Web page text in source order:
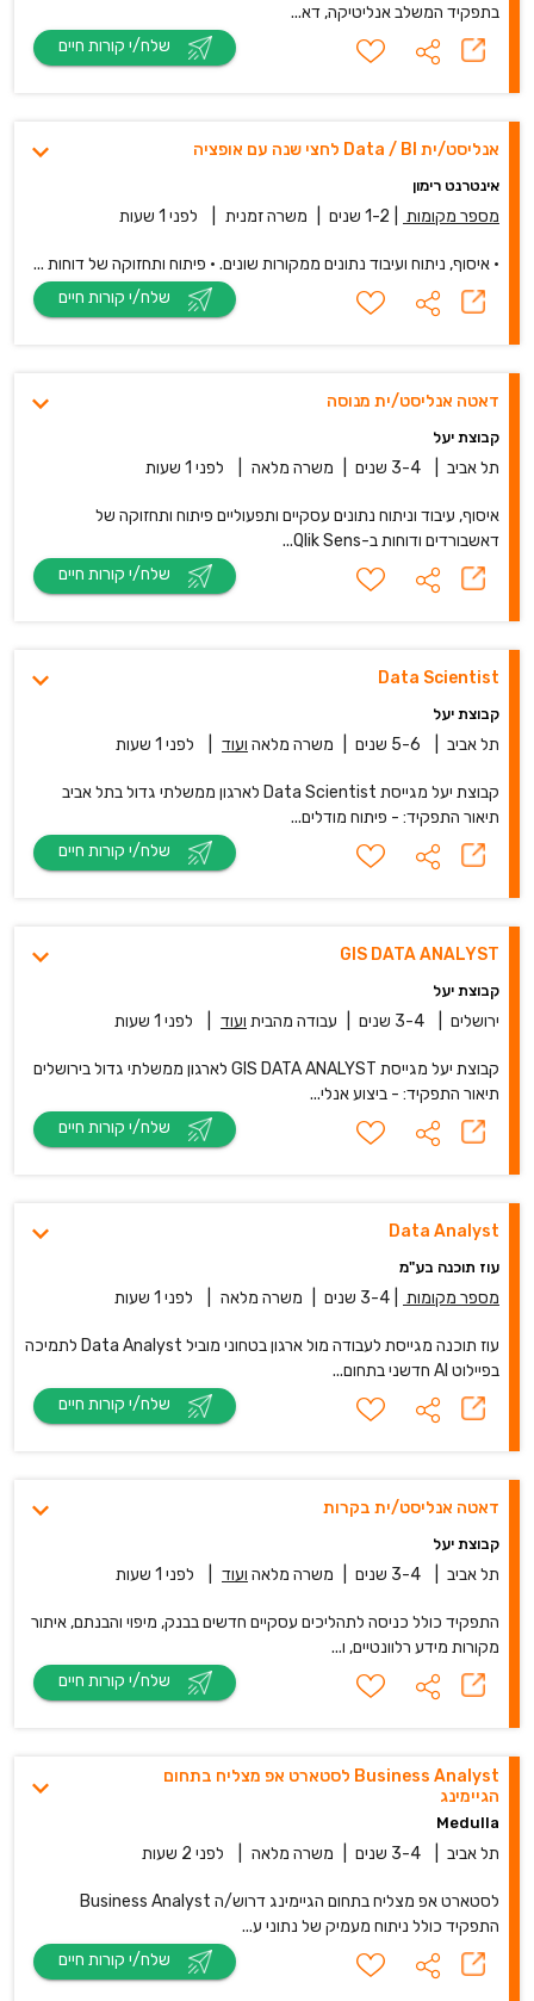
בתפקיד המשלב אנליטיקה, דא...
אנליסט/ית Data / BI לחצי שנה עם אופציה
אינטרנט רימון
מספר מקומות 1-2 שנים משרה זמנית לפני 1 שעות
• איסוף, ניתוח ועיבוד נתונים ממקורות שונים. • פיתוח ותחזוקה של דוחות ...
דאטה אנליסט/ית מנוסה
קבוצת יעל
תל אביב 3-4 שנים משרה מלאה לפני 1 שעות
איסוף, עיבוד וניתוח נתונים עסקיים ותפעוליים פיתוח ותחזוקה של
דאשבורדים ודוחות ב-Qlik Sens...
Data Scientist
קבוצת יעל
תל אביב 5-6 שנים משרה מלאה ועוד לפני 1 שעות
קבוצת יעל מגייסת Data Scientist לארגון ממשלתי גדול בתל אביב
תיאור התפקיד: - פיתוח מודלים...
GIS DATA ANALYST
קבוצת יעל
ירושלים 3-4 שנים עבודה מהבית ועוד לפני 1 שעות
קבוצת יעל מגייסת GIS DATA ANALYST לארגון ממשלתי גדול בירושלים
תיאור התפקיד: - ביצוע אנלי...
Data Analyst
עוז תוכנה בע"מ
מספר מקומות 3-4 שנים משרה מלאה לפני 1 שעות
עוז תוכנה מגייסת לעבודה מול ארגון בטחוני מוביל Data Analyst לתמיכה
בפיילוט AI חדשני בתחום...
דאטה אנליסט/ית בקרות
קבוצת יעל
תל אביב 3-4 שנים משרה מלאה ועוד לפני 1 שעות
התפקיד כולל כניסה לתהליכים עסקיים חדשים בבנק, מיפוי והבנתם, איתור
מקורות מידע רלוונטיים, ו...
Business Analyst לסטארט אפ מצליח בתחום
הגיימינג
Medulla
תל אביב 3-4 שנים משרה מלאה לפני 2 שעות
לסטארט אפ מצליח בתחום הגיימינג דרוש/ה Business Analyst
התפקיד כולל ניתוח מעמיק של נתוני ע...